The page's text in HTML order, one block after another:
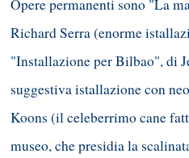
Opere permanenti sono "La
Richard Serra (enorme
"Installazione per Bilbao", di
suggestiva istallazione con
Koons (il celeberrimo cane
museo, che presidia la